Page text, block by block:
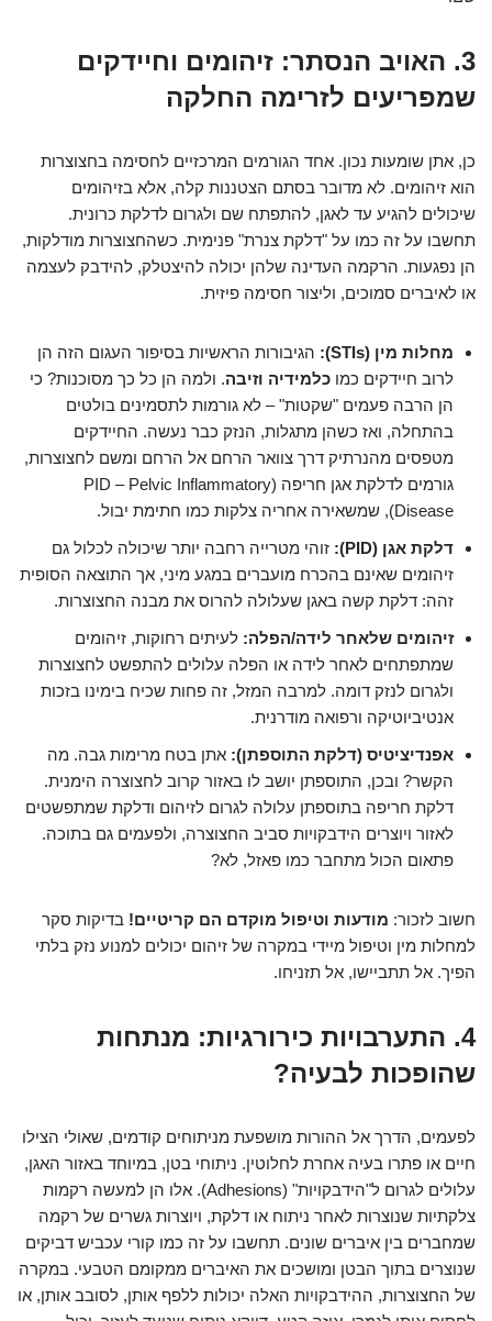
3. האויב הנסתר: זיהומים וחיידקים
שמפריעים לזרימה החלקה
כן, אתן שומעות נכון. אחד הגורמים המרכזיים לחסימה בחצוצרות
הוא זיהומים. לא מדובר בסתם הצטננות קלה, אלא בזיהומים
שיכולים להגיע עד לאגן, להתפתח שם ולגרום לדלקת כרונית.
תחשבו על זה כמו על "דלקת צנרת" פנימית. כשהחצוצרות מודלקות,
הן נפגעות. הרקמה העדינה שלהן יכולה להיצטלק, להידבק לעצמה
או לאיברים סמוכים, וליצור חסימה פיזית.
מחלות מין (STIs):
הגיבורות הראשיות בסיפור העגום הזה הן
לרוב חיידקים כמו כלמידיה וזיבה. ולמה הן כל כך מסוכנות? כי
הן הרבה פעמים "שקטות" – לא גורמות לתסמינים בולטים
בהתחלה, ואז כשהן מתגלות, הנזק כבר נעשה. החיידקים
מטפסים מהנרתיק דרך צוואר הרחם אל הרחם ומשם לחצוצרות,
גורמים לדלקת אגן חריפה (PID – Pelvic Inflammatory
Disease), שמשאירה אחריה צלקות כמו חתימת יבול.
דלקת אגן (PID):
זוהי מטרייה רחבה יותר שיכולה לכלול גם
זיהומים שאינם בהכרח מועברים במגע מיני, אך התוצאה הסופית
זהה: דלקת קשה באגן שעלולה להרוס את מבנה החצוצרות.
זיהומים שלאחר לידה/הפלה: לעיתים רחוקות, זיהומים
שמתפתחים לאחר לידה או הפלה עלולים להתפשט לחצוצרות
ולגרום לנזק דומה. למרבה המזל, זה פחות שכיח בימינו בזכות
אנטיביוטיקה ורפואה מודרנית.
אפנדיציטיס (דלקת התוספתן): אתן בטח מרימות גבה. מה
הקשר? ובכן, התוספתן יושב לו באזור קרוב לחצוצרה הימנית.
דלקת חריפה בתוספתן עלולה לגרום לזיהום ודלקת שמתפשטים
לאזור ויוצרים הידבקויות סביב החצוצרה, ולפעמים גם בתוכה.
פתאום הכול מתחבר כמו פאזל, לא?
חשוב לזכור: מודעות וטיפול מוקדם הם קריטיים! בדיקות סקר
למחלות מין וטיפול מיידי במקרה של זיהום יכולים למנוע נזק בלתי
הפיך. אל תתביישו, אל תזניחו.
4. התערבויות כירורגיות: מנתחות
שהופכות לבעיה?
לפעמים, הדרך אל ההורות מושפעת מניתוחים קודמים, שאולי הצילו
חיים או פתרו בעיה אחרת לחלוטין. ניתוחי בטן, במיוחד באזור האגן,
עלולים לגרום ל"הידבקויות" (Adhesions). אלו הן למעשה רקמות
צלקתיות שנוצרות לאחר ניתוח או דלקת, ויוצרות גשרים של רקמה
שמחברים בין איברים שונים. תחשבו על זה כמו קורי עכביש דביקים
שנוצרים בתוך הבטן ומושכים את האיברים ממקומם הטבעי. במקרה
של החצוצרות, ההידבקויות האלה יכולות ללפף אותן, לסובב אותן, או